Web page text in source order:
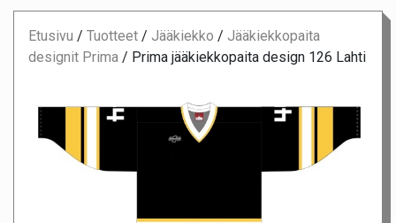
Etusivu / Tuotteet / Jääkiekko / Jääkiekkopaita
designit Prima / Prima jääkiekkopaita design 126 Lahti